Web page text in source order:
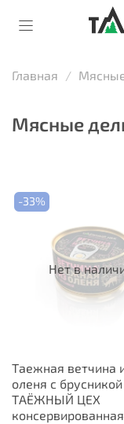
Главная
Мясные
Нет в
-33%
Таежная ветчина
оленя с брусникой
ТАЁЖНЫЙ ЦЕХ